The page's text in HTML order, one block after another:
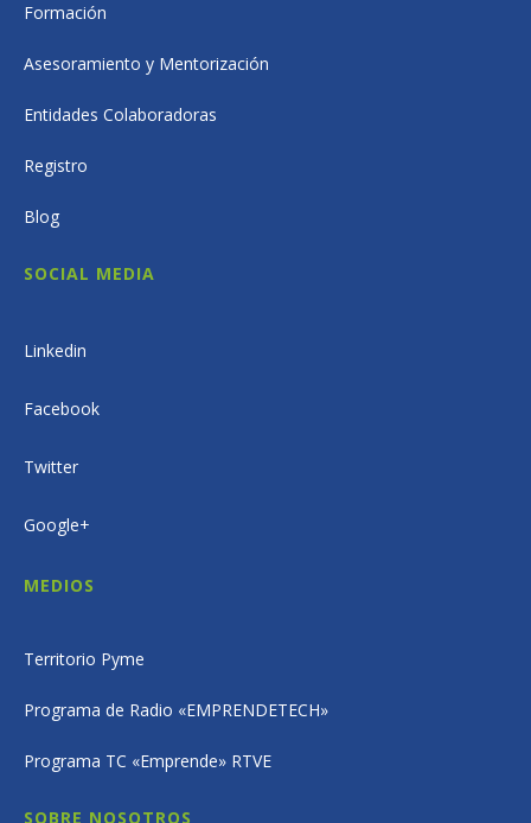
Formación
Asesoramiento y Mentorización
Entidades Colaboradoras
Registro
Blog
SOCIAL MEDIA
Linkedin
Facebook
Twitter
Google+
MEDIOS
Territorio Pyme
Programa de Radio «EMPRENDETECH»
Programa TC «Emprende» RTVE
SOBRE NOSOTROS